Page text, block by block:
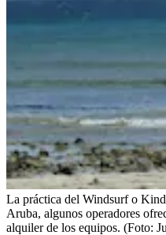
La práctica del Windsurf o
Aruba, algunos operadores
alquiler de los equipos. (Foto: